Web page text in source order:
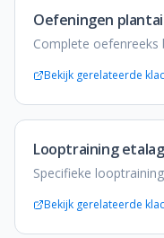
Oefeningen
Complete
Bekijk gerelateerde
Looptraining
Specifieke
Bekijk gerelateerde